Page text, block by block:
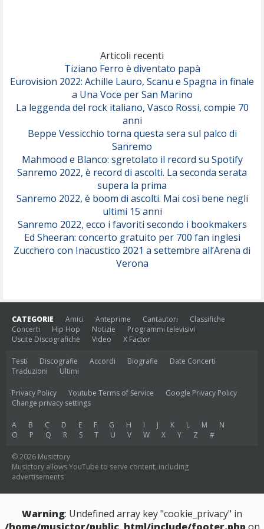
Serenamente
Articoli recenti
Tiziano Ferro è diventato papà
Eurovision 2022: Achille Lauro, Scanu e Spagna in finale
a Una Voce per San Marino
La leggenda del rock italiano, Vasco Rossi, compie 70
anni
Beppe Vessicchio torna questa sera sul palco di
Sanremo
Mahmood e Blanco: sgretolato il record su Spotify
Sanremo 2022, è record di ascolti. La seconda serata
supera la prima
Sanremo 2022, è boom di ascolti. Mai così bene negli
ultimi 15 anni
Sanremo 2022, ecco i favoriti secondo i bookmakers
Ed Sheeran: concerto gratuito per 700 fan inglesi
Zucchero con Inacustico 2021 a settembre all’Arena di
Verona
CATEGORIE Amici Anteprime Cantautori
Classifiche
Concerti
Hip Hop Notizie
Programmi televisivi
Uscite Discografiche
Video X Factor
Testi Discografie Accordi Biografie
Date Concerti
Traduzioni
Ultimi
Privacy Policy Youtube Terms of Service
Google Privacy Policy
Change privacy settings
A B C D E F G H I J K L M
N
O
P Q R S T U V W X Y Z #
© 2026 Musictory
Musictory allows YouTube to serve content, including
advertisements
Warning: Undefined array key "cookie_privacy" in